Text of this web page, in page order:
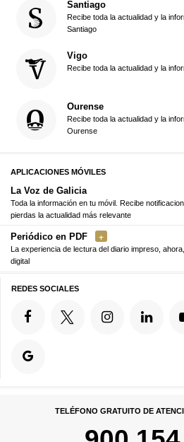
Santiago
Recibe toda la actualidad y la
Santiago
Vigo
Recibe toda la actualidad y la
Ourense
Recibe toda la actualidad y la
Ourense
APLICACIONES MÓVILES
La Voz de Galicia
Toda la información en tu móvil. Recibe
pierdas la actualidad más relevante
Periódico en PDF
La experiencia de lectura del diario impreso,
digital
REDES SOCIALES
TELÉFONO GRATUITO DE